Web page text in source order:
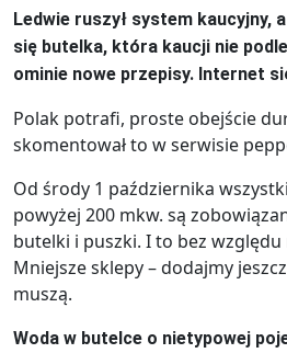
Ledwie ruszył system kaucyjny,
się butelka, która kaucji nie
ominie nowe przepisy. Internet
Polak potrafi, proste obejście
skomentował to w serwisie
Od środy 1 października
powyżej 200 mkw. są
butelki i puszki. I to bez względu
Mniejsze sklepy – dodajmy
muszą.
Woda w butelce o nietypowej